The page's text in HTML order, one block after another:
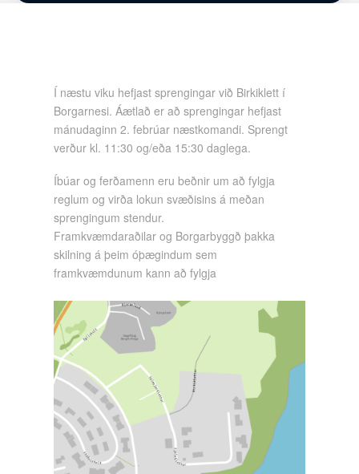
Í næstu viku hefjast sprengingar við Birkiklett í
Borgarnesi. Áætlað er að sprengingar hefjast
mánudaginn 2. febrúar næstkomandi. Sprengt
verður kl. 11:30 og/eða 15:30 daglega.
Íbúar og ferðamenn eru beðnir um að fylgja
reglum og virða lokun svæðisins á meðan
sprengingum stendur.
Framkvæmdaraðilar og Borgarbyggð þakka
skilning á þeim óþægindum sem
framkvæmdunum kann að fylgja